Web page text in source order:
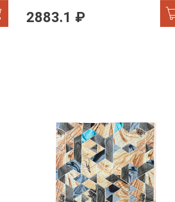
2883.1 ₽